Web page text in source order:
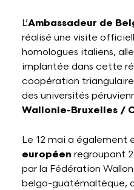
L’Ambassadeur de
réalisé une visite
homologues italiens,
implantée dans cette
coopération
des universités
Wallonie-Bruxelles /
Le 12 mai a également
européen regroupant
par la Fédération
belgo-guatémaltèque,